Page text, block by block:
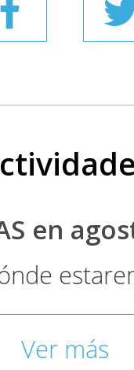
en
Ver más